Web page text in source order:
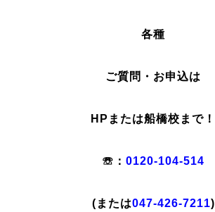
各種
ご質問・お申込は
HPまたは船橋校まで！
☏：0120-104-514
(または047-426-7211)